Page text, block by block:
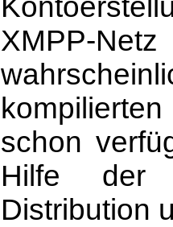
XMPP-
schon
Hilfe der
Distribution